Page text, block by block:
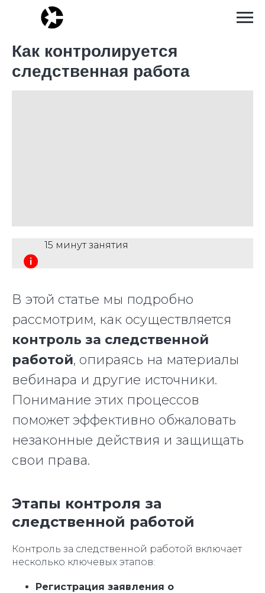
Как контролируется
следственная работа
15 минут занятия
В этой статье мы подробно
рассмотрим, как осуществляется
контроль за следственной
работой, опираясь на материалы
вебинара и другие источники.
Понимание этих процессов
поможет эффективно обжаловать
незаконные действия и защищать
свои права.
Этапы контроля за
следственной работой
Контроль за следственной работой включает
несколько ключевых этапов:
Регистрация заявления о